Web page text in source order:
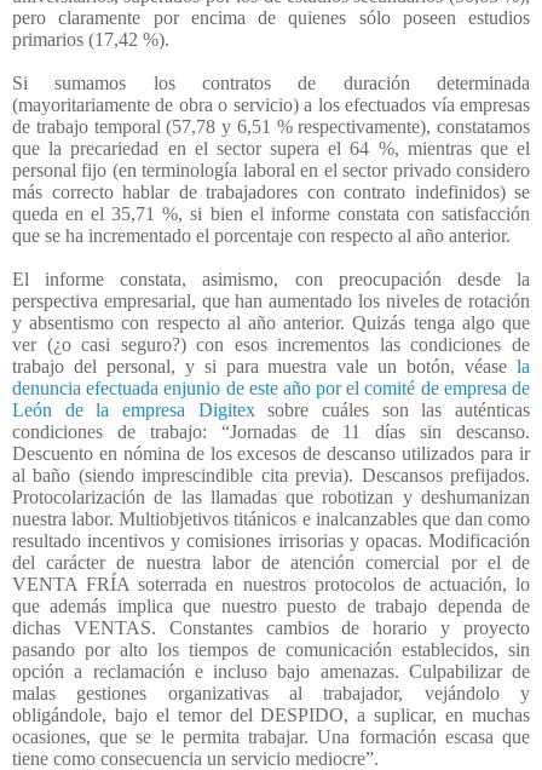
pero claramente por encima de quienes sólo poseen estudios
primarios (17,42 %).
Si sumamos los contratos de duración determinada
(mayoritariamente de obra o servicio) a los efectuados vía empresas
de trabajo temporal (57,78 y 6,51 % respectivamente), constatamos
que la precariedad en el sector supera el 64 %, mientras que el
personal fijo (en terminología laboral en el sector privado considero
más correcto hablar de trabajadores con contrato indefinidos) se
queda en el 35,71 %, si bien el informe constata con satisfacción
que se ha incrementado el porcentaje con respecto al año anterior.
El informe constata, asimismo, con preocupación desde la
perspectiva empresarial, que han aumentado los niveles de rotación
y absentismo con respecto al año anterior. Quizás tenga algo que
ver (¿o casi seguro?) con esos incrementos las condiciones de
trabajo del personal, y si para muestra vale un botón, véase la
denuncia efectuada enjunio de este año por el comité de empresa de
León de la empresa Digitexsobre cuáles son las auténticas
condiciones de trabajo: “Jornadas de 11 días sin descanso.
Descuento en nómina de los excesos de descanso utilizados para ir
al baño (siendo imprescindible cita previa). Descansos prefijados.
Protocolarización de las llamadas que robotizan y deshumanizan
nuestra labor. Multiobjetivos titánicos e inalcanzables que dan como
resultado incentivos y comisiones irrisorias y opacas. Modificación
del carácter de nuestra labor de atención comercial por el de
VENTA FRÍA soterrada en nuestros protocolos de actuación, lo
que además implica que nuestro puesto de trabajo dependa de
dichas VENTAS. Constantes cambios de horario y proyecto
pasando por alto los tiempos de comunicación establecidos, sin
opción a reclamación e incluso bajo amenazas. Culpabilizar de
malas gestiones organizativas al trabajador, vejándolo y
obligándole, bajo el temor del DESPIDO, a suplicar, en muchas
ocasiones, que se le permita trabajar. Una formación escasa que
tiene como consecuencia un servicio mediocre”.